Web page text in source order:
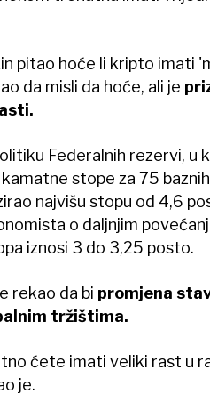
pitao hoće li kripto imati
da misli da hoće, ali je
Federalnih rezervi, u
stope za 75
najvišu stopu od 4,6
o daljnjim
iznosi 3 do 3,25 posto.
rekao da bi promjena
tržištima.
ćete imati veliki rast u
je.